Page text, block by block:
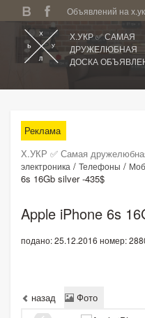
Объявлений на
Х.УКР ✅ САМАЯ
ДРУЖЕЛЮБНАЯ
ДОСКА
Все регионы
Категории
Избранное
Личный кабинет
Поиск по сайту
Реклама
Х.УКР ✅ Самая
электроника / Телефоны /
6s 16Gb silver -435$
Apple iPhone 6s
подано: 25.12.2016 номер:
назад Фото